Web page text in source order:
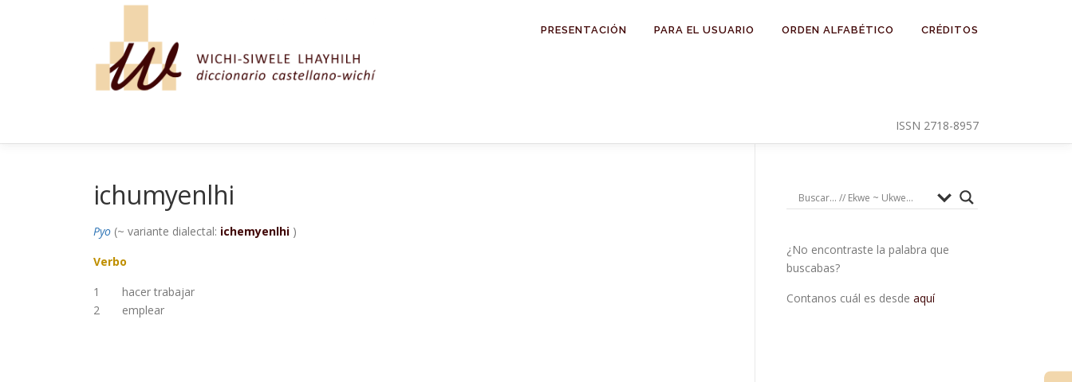
PRESENTACIÓN PARA EL USUARIO ORDEN ALFABÉTICO CRÉDITOS
ISSN 2718-8957
ichumyenlhi
Pyo (~ variante dialectal: ichemyenlhi )
Verbo
1
hacer trabajar
2
emplear
¿No encontraste la palabra que
buscabas?
Contanos cuál es desde aquí